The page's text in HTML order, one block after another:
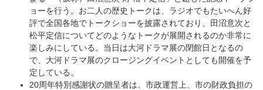
ョーを行う。お二人の歴史トークは、ラジオでもたいへん好
評で全国各地でトークショーを披露されており、田沼意次と
松平定信についてどのようなトークが展開されるのか非常に
楽しみにしている。当日は大河ドラマ展の閉館日となるの
で、大河ドラマ展のクロージングイベントとしても開催を予
定している。
20周年特別感謝状の贈呈者は、市政運営上、市の財政負担の